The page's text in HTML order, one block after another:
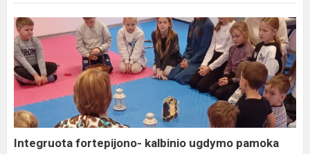
Integruota
fortepijono-
kalbinio
ugdymo
pamoka
Integruota fortepijono- kalbinio ugdymo pamoka